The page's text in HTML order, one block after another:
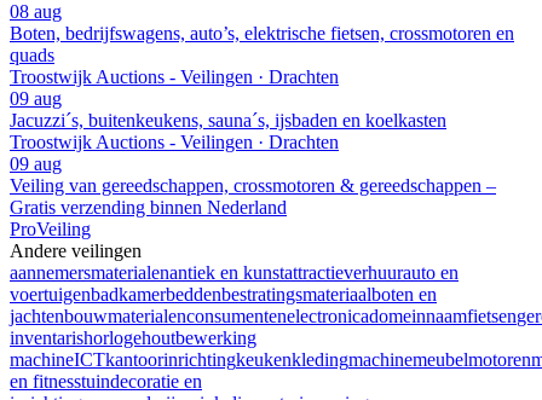
08 aug
Boten, bedrijfswagens, auto’s, elektrische fietsen, crossmotoren en
quads
Troostwijk Auctions - Veilingen · Drachten
09 aug
Jacuzzi´s, buitenkeukens, sauna´s, ijsbaden en koelkasten
Troostwijk Auctions - Veilingen · Drachten
09 aug
Veiling van gereedschappen, crossmotoren & gereedschappen –
Gratis verzending binnen Nederland
ProVeiling
Andere veilingen
aannemersmaterialenantiek en kunstattractieverhuurauto en
voertuigenbadkamerbeddenbestratingsmateriaalboten en
jachtenbouwmaterialenconsumentenelectronicadomeinnaamfietsen
inventarishorlogehoutbewerking
machineICTkantoorinrichtingkeukenkledingmachinemeubelmotoren
en fitnesstuindecoratie en